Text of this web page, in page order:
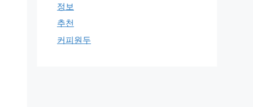
정보
추천
커피원두